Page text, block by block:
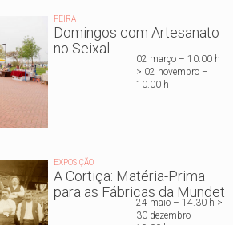
FEIRA
Domingos com Artesanato
no Seixal
02 março – 10.00 h
> 02 novembro –
10.00 h
EXPOSIÇÃO
A Cortiça: Matéria-Prima
para as Fábricas da Mundet
24 maio – 14.30 h >
30 dezembro –